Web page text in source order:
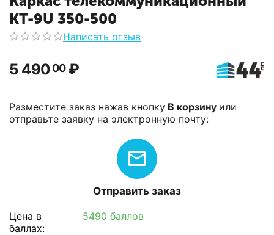
КТ-9U 350-500
Написать отзыв
5 49000 ₽
Разместите заказ нажав кнопку В корзину или
отправьте заявку на электронную почту:
Отправить заказ
Цена в
баллах:
5490 баллов